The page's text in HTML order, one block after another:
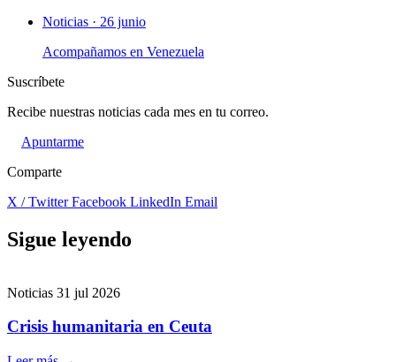
Noticias · 26 junio
Acompañamos en Venezuela
Suscríbete
Recibe nuestras noticias cada mes en tu correo.
Apuntarme
Comparte
X / TwitterFacebook LinkedIn Email
Sigue leyendo
Noticias 31 jul 2026
Crisis humanitaria en Ceuta